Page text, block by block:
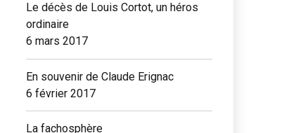
Le décès de Louis Cortot, un héros
ordinaire
6 mars 2017
En souvenir de Claude Erignac
6 février 2017
La fachosphère